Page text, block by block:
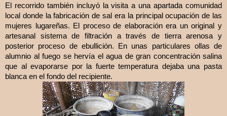
El recorrido también incluyó la visita a una apartada comunidad
local donde la fabricación de sal era la principal ocupación de las
mujeres lugareñas. El proceso de elaboración era un original y
artesanal sistema de filtración a través de tierra arenosa y
posterior proceso de ebullición. En unas particulares ollas de
alumnio al fuego se hervía el agua de gran concentración salina
que al evaporarse por la fuerte temperatura dejaba una pasta
blanca en el fondo del recipiente.